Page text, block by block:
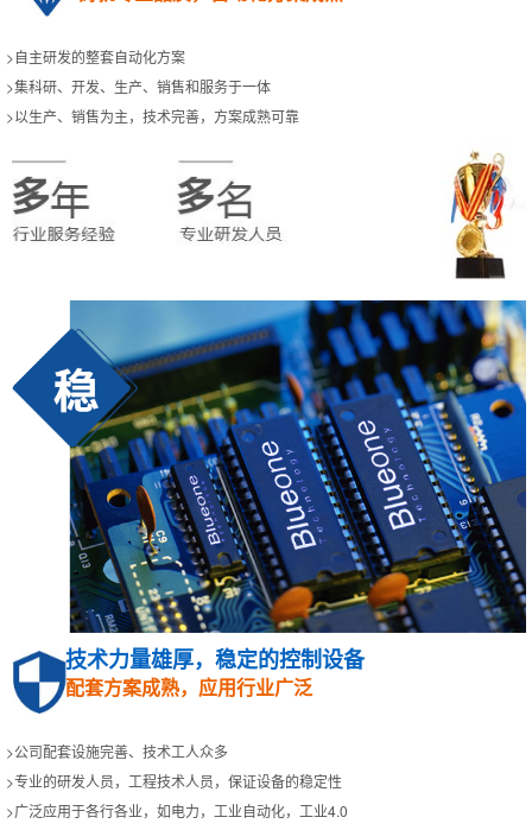
>自主研发的整套自动化方案
>集科研、开发、生产、销售和服务于一体
>以生产、销售为主，技术完善，方案成熟可靠
技术力量雄厚，稳定的控制设备
配套方案成熟，应用行业广泛
>公司配套设施完善、技术工人众多
>专业的研发人员，工程技术人员，保证设备的稳定性
>广泛应用于各行各业，如电力，工业自动化，工业4.0